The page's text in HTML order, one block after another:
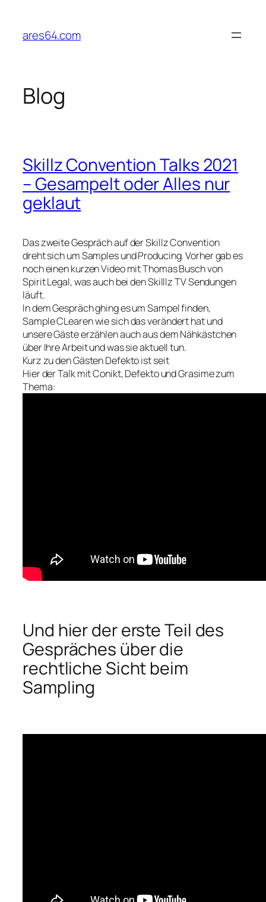
springen
ares64.com
Blog
Skillz Convention Talks 2021
– Gesampelt oder Alles nur
geklaut
Das zweite Gespräch auf der Skillz Convention
dreht sich um Samples und Producing. Vorher gab es
noch einen kurzen Video mit Thomas Busch von
Spirit Legal, was auch bei den Skilllz TV Sendungen
läuft.
In dem Gespräch ghing es um Sampel finden,
Sample CLearen wie sich das verändert hat und
unsere Gäste erzählen auch aus dem Nähkästchen
über Ihre Arbeit und was sie aktuell tun.
Kurz zu den Gästen Defekto ist seit
Hier der Talk mit Conikt, Defekto und Grasime zum
Thema:
Und hier der erste Teil des
Gespräches über die
rechtliche Sicht beim
Sampling